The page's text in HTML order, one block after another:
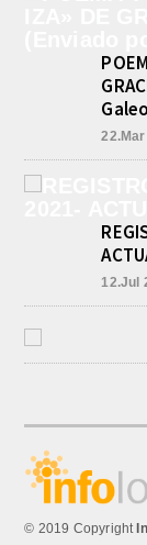
12.Jul
© 2019 Copyright